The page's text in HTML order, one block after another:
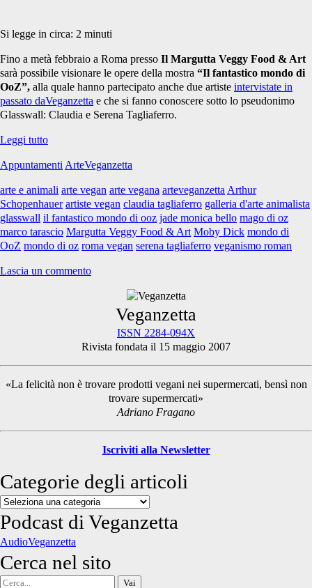
di
oz</span>
Si legge in circa: 2 minuti
Fino a metà febbraio a Roma presso Il Margutta Veggy Food & Art
sarà possibile visionare le opere della mostra “Il fantastico mondo di
OoZ”, alla quale hanno partecipato anche due artiste intervistate in
passato daVeganzetta e che si fanno conoscere sotto lo pseudonimo
Glasswall: Claudia e Serena Tagliaferro.
Leggi tuttoIl
mondo
OoZ:
mostra
d’arte
a
Roma
Appuntamenti ArteVeganzetta
arte e animali arte vegan arte vegana arteveganzetta Arthur
Schopenhauer artiste vegan claudia tagliaferro galleria d'arte animalista
glasswall il fantastico mondo di ooz jade monica bello mago di oz
marco tarascio Margutta Veggy Food & Art Moby Dick mondo di
OoZ mondo di oz roma vegan serena tagliaferro veganismo roman
Lascia un commento
Sidebar
Veganzetta
ISSN 2284-094X
Rivista fondata il 15 maggio 2007
«La felicità non è trovare prodotti vegani nei supermercati, bensì non
trovare supermercati»
Adriano Fragano
Iscriviti alla Newsletter
Categorie degli articoli
Categorie
degli
articoli
Podcast di Veganzetta
AudioVeganzetta
Cerca nel sito
Cerca